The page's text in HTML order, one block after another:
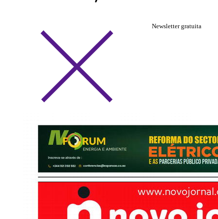
Newsletter gratuita